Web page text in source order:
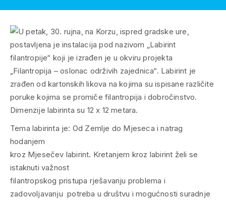
Tema labirinta je: Od Zemlje do Mjeseca i natrag
hodanjem
kroz Mjesečev labirint. Kretanjem kroz labirint želi se
istaknuti važnost
filantropskog pristupa rješavanju problema i
zadovoljavanju potreba u društvu i mogućnosti suradnje